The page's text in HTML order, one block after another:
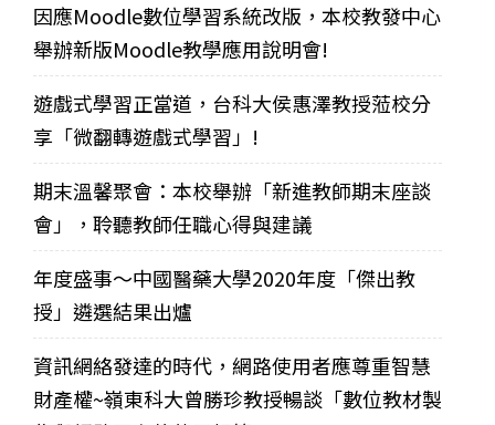
因應Moodle數位學習系統改版，本校教發中心
舉辦新版Moodle教學應用說明會!
遊戲式學習正當道，台科大侯惠澤教授蒞校分
享「微翻轉遊戲式學習」!
期末溫馨聚會：本校舉辦「新進教師期末座談
會」，聆聽教師任職心得與建議
年度盛事～中國醫藥大學2020年度「傑出教
授」遴選結果出爐
資訊網絡發達的時代，網路使用者應尊重智慧
財產權~嶺東科大曾勝珍教授暢談「數位教材製